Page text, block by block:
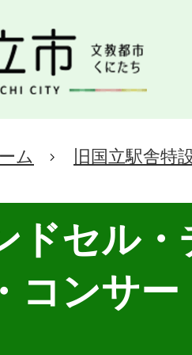
ム 旧国立駅舎特
ドセル
コンサー